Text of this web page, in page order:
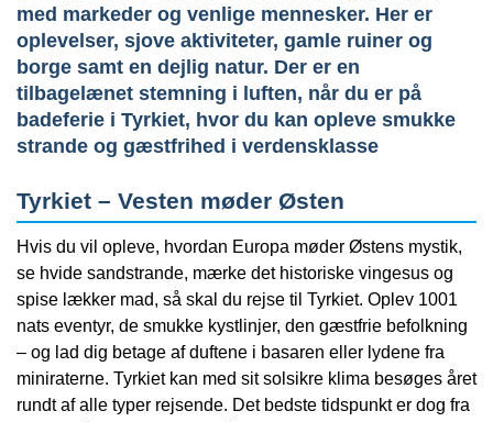
med markeder og venlige mennesker. Her er
oplevelser, sjove aktiviteter, gamle ruiner og
borge samt en dejlig natur. Der er en
tilbagelænet stemning i luften, når du er på
badeferie i Tyrkiet, hvor du kan opleve smukke
strande og gæstfrihed i verdensklasse
Tyrkiet – Vesten møder Østen
Hvis du vil opleve, hvordan Europa møder Østens mystik,
se hvide sandstrande, mærke det historiske vingesus og
spise lækker mad, så skal du rejse til Tyrkiet. Oplev 1001
nats eventyr, de smukke kystlinjer, den gæstfrie befolkning
– og lad dig betage af duftene i basaren eller lydene fra
miniraterne. Tyrkiet kan med sit solsikre klima besøges året
rundt af alle typer rejsende. Det bedste tidspunkt er dog fra